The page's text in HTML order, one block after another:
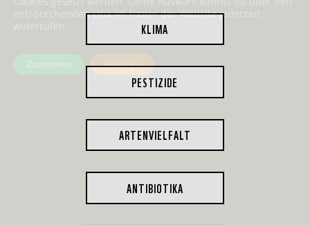
KLIMA
PESTIZIDE
ARTENVIELFALT
ANTIBIOTIKA
entsprechenden Link im Footer der Website jederzeit
Zustimmen Ablehnen